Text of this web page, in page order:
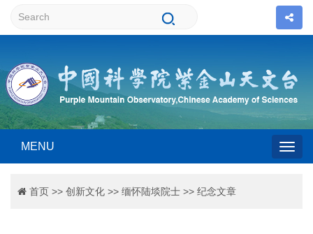
MENU
首页 >> 创新文化 >> 缅怀陆埮院士 >> 纪念文章